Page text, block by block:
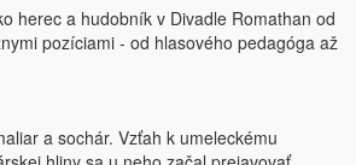
herec a hudobník v Divadle Romathan od
pozíciami - od hlasového pedagóga až
a sochár. Vzťah k umeleckému